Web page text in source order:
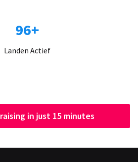
96+
Landen Actief
in just 15 minutes